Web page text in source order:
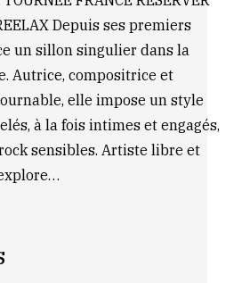
Depuis ses premiers
un sillon singulier dans la
Autrice, compositrice et
elle impose un style
à la fois intimes et engagés,
sensibles. Artiste libre et